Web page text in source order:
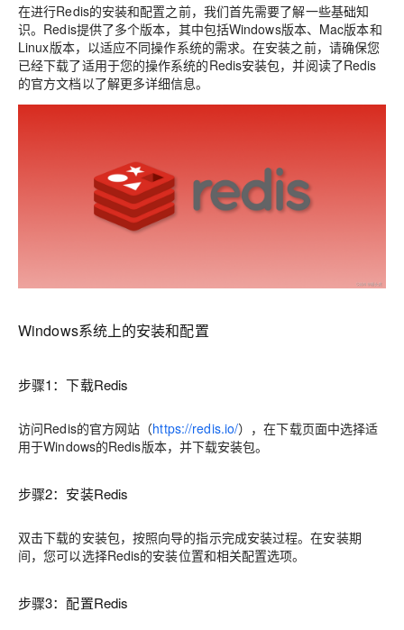
在进行Redis的安装和配置之前，我们首先需要了解一些基础知
识。Redis提供了多个版本，其中包括Windows版本、Mac版本和
Linux版本，以适应不同操作系统的需求。在安装之前，请确保您
已经下载了适用于您的操作系统的Redis安装包，并阅读了Redis
的官方文档以了解更多详细信息。
Windows系统上的安装和配置
步骤1：下载Redis
访问Redis的官方网站（https://redis.io/），在下载页面中选择适
用于Windows的Redis版本，并下载安装包。
步骤2：安装Redis
双击下载的安装包，按照向导的指示完成安装过程。在安装期
间，您可以选择Redis的安装位置和相关配置选项。
步骤3：配置Redis